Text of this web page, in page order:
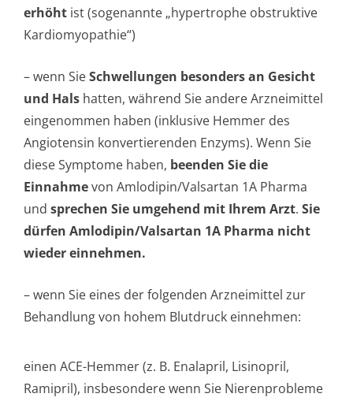
erhöht ist (sogenannte „hypertrophe obstruktive
Kardiomyopathie“)
– wenn SieSchwellungen besonders an Gesicht
und Hals hatten, während Sie andere Arzneimittel
eingenommen haben (inklusive Hemmer des
Angiotensin konvertierenden Enzyms). Wenn Sie
diese Symptome haben, beenden Sie die
Einnahmevon Amlodipin/Valsartan 1A Pharma
und sprechen Sie umgehend mit Ihrem Arzt. Sie
dürfen Amlodipin/Valsartan 1A Pharma nicht
wieder einnehmen.
– wenn Sie eines der folgenden Arzneimittel zur
Behandlung von hohem Blutdruck einnehmen:
einen ACE-Hemmer (z. B. Enalapril, Lisinopril,
Ramipril), insbesondere wenn Sie Nierenprobleme